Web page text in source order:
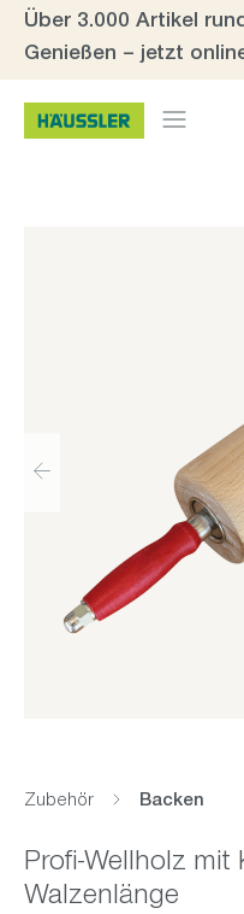
Zum Hauptinhalt springen
Über 3.000 Artikel
Genießen – jetzt
Zubehör Backen
Profi-Wellholz mit
Walzenlänge